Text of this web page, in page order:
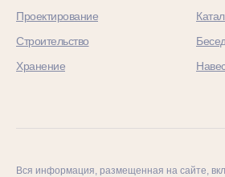
Проектирование
Строительство
Хранение
Вся информация, размещенная на сайте,